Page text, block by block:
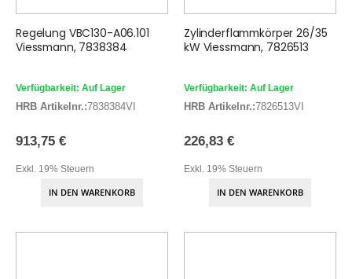
Regelung VBC130-A06.101
Viessmann, 7838384
Verfügbarkeit: Auf Lager
HRB Artikelnr.:7838384VI
913,75 €
Exkl. 19% Steuern
IN DEN WARENKORB
Zylinderflammkörper 26/35
kW Viessmann, 7826513
Verfügbarkeit: Auf Lager
HRB Artikelnr.:7826513VI
226,83 €
Exkl. 19% Steuern
IN DEN WARENKORB